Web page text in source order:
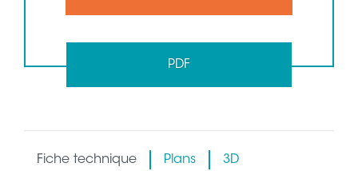
PDF
Fiche technique Plans 3D